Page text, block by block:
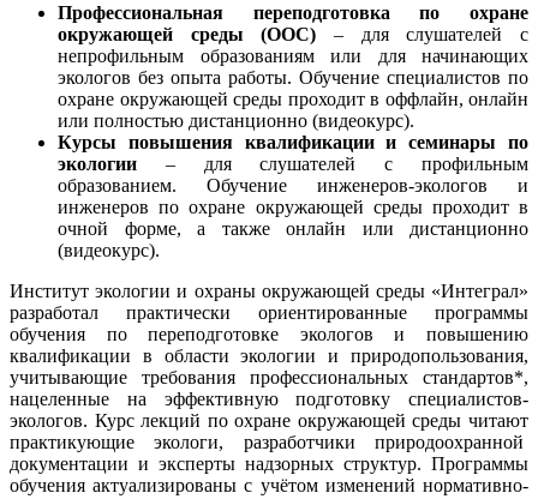
Профессиональная переподготовка по охране
окружающей среды (ООС) – для слушателей с
непрофильным образованиям или для начинающих
экологов без опыта работы. Обучение специалистов по
охране окружающей среды проходит в оффлайн, онлайн
или полностью дистанционно (видеокурс).
Курсы повышения квалификации и семинары по
экологии – для слушателей с профильным
образованием. Обучение инженеров-экологов и
инженеров по охране окружающей среды проходит в
очной форме, а также онлайн или дистанционно
(видеокурс).
Институт экологии и охраны окружающей среды «Интеграл»
разработал практически ориентированные программы
обучения по переподготовке экологов и повышению
квалификации в области экологии и природопользования,
учитывающие требования профессиональных стандартов*,
нацеленные на эффективную подготовку специалистов-
экологов. Курс лекций по охране окружающей среды читают
практикующие экологи, разработчики природоохранной
документации и эксперты надзорных структур. Программы
обучения актуализированы с учётом изменений нормативно-